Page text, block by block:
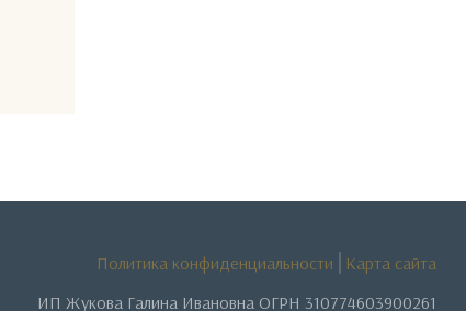
Политика конфиденциальности
Карта сайта
ИП Жукова Галина Ивановна ОГРН 310774603900261